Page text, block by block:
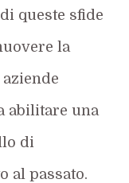
queste sfide
la
abilitare una
di
al passato.